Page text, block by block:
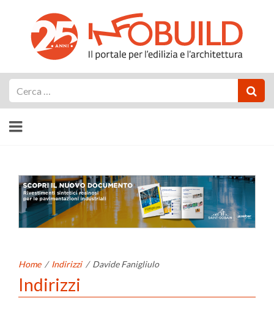
Home / Indirizzi / Davide Fanigliulo
Indirizzi